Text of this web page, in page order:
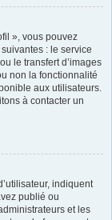
», vous pouvez
: le service
le transfert d’images
non la fonctionnalité
aux utilisateurs.
à contacter un
indiquent
publié ou
et les